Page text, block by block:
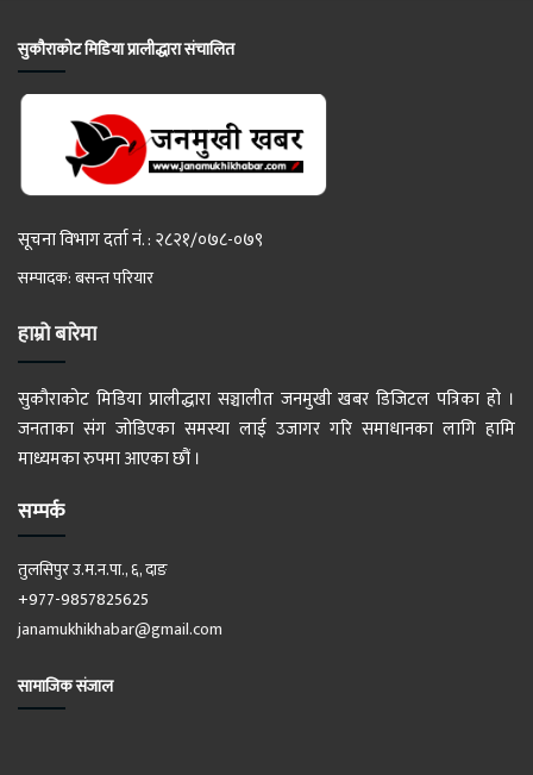
सुकौराकोट मिडिया प्रालीद्धारा संचालित
सूचना विभाग दर्ता नं. : २८२१/०७८-०७९
सम्पादक: बसन्त परियार
हाम्रो बारेमा
सुकौराकोट मिडिया प्रालीद्धारा सञ्चालीत जनमुखी खबर डिजिटल पत्रिका हो ।
जनताका संग जोडिएका समस्या लाई उजागर गरि समाधानका लागि हामि
माध्यमका रुपमा आएका छौं ।
सम्पर्क
तुलसिपुर उ.म.न.पा., ६, दाङ
+977-9857825625
janamukhikhabar@gmail.com
सामाजिक संजाल